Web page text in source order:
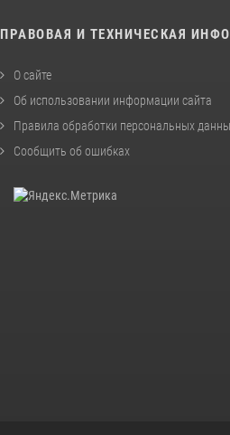
ПРАВОВАЯ И ТЕХНИЧЕСКАЯ
О сайте
Об использовании информации сайта
Правила обработки персональных
Сообщить об ошибках